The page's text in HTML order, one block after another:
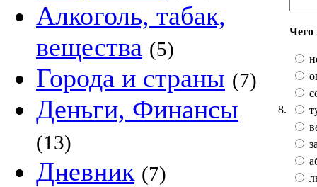
Алкоголь, табак,
вещества (5)
Города и страны (7)
Деньги, Финансы
(13)
Дневник (7)
8.
Чего